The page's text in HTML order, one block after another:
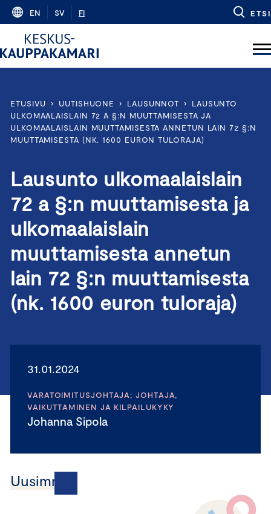
Skip
content
EN SV FI ETSI
ETUSIVU › UUTISHUONE › LAUSUNNOT ›
LAUSUNTO
ULKOMAALAISLAIN 72 A §:N MUUTTAMISESTA JA
ULKOMAALAISLAIN MUUTTAMISESTA ANNETUN LAIN 72 §:N
MUUTTAMISESTA (NK. 1600 EURON TULORAJA)
Lausunto ulkomaalaislain
72 a §:n muuttamisesta ja
ulkomaalaislain
muuttamisesta annetun
lain 72 §:n muuttamisesta
(nk. 1600 euron tuloraja)
31.01.2024
VARATOIMITUSJOHTAJA; JOHTAJA,
VAIKUTTAMINEN JA KILPAILUKYKY
Johanna Sipola
Uusimmat